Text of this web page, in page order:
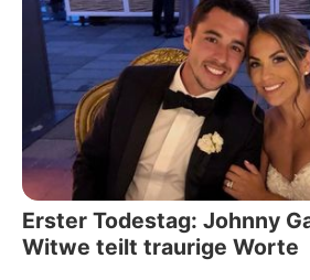
Erster Todestag: Johnny
Witwe teilt traurige Worte